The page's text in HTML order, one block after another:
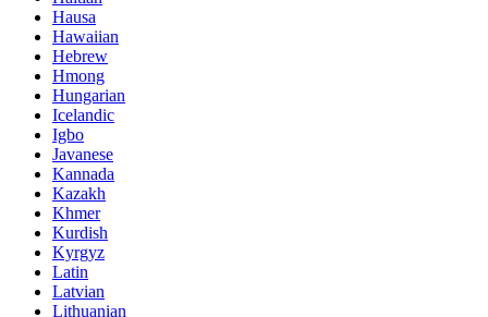
Hausa
Hawaiian
Hebrew
Hmong
Hungarian
Icelandic
Igbo
Javanese
Kannada
Kazakh
Khmer
Kurdish
Kyrgyz
Latin
Latvian
Lithuanian